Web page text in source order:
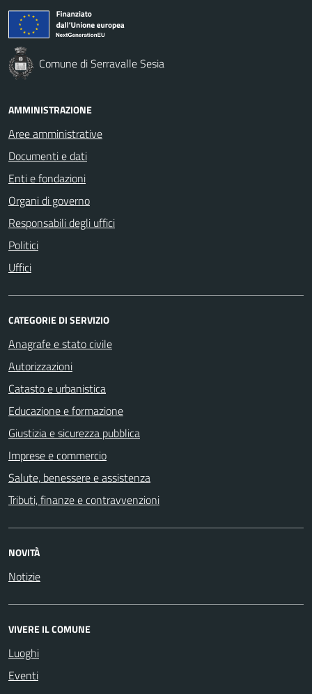
Comune di Serravalle Sesia
AMMINISTRAZIONE
Aree amministrative
Documenti e dati
Enti e fondazioni
Organi di governo
Responsabili degli uffici
Politici
Uffici
CATEGORIE DI SERVIZIO
Anagrafe e stato civile
Autorizzazioni
Catasto e urbanistica
Educazione e formazione
Giustizia e sicurezza pubblica
Imprese e commercio
Salute, benessere e assistenza
Tributi, finanze e contravvenzioni
NOVITÀ
Notizie
VIVERE IL COMUNE
Luoghi
Eventi